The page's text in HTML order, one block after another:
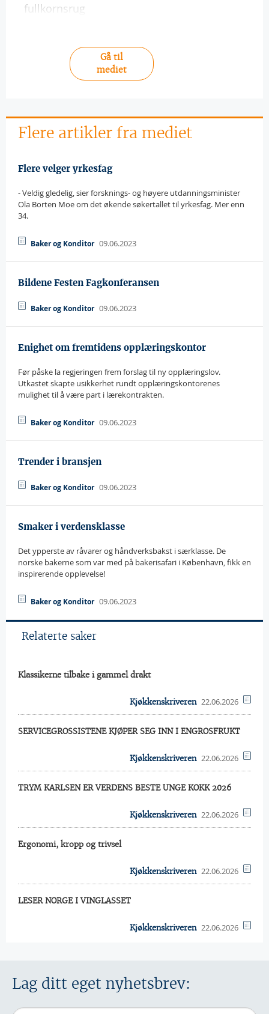
fullkornsrug
Gå til
mediet
Flere artikler fra mediet
Flere velger yrkesfag
- Veldig gledelig, sier forsknings- og høyere utdanningsminister
Ola Borten Moe om det økende søkertallet til yrkesfag. Mer enn
34.
Baker og Konditor 09.06.2023
Bildene Festen Fagkonferansen
Baker og Konditor 09.06.2023
Enighet om fremtidens opplæringskontor
Før påske la regjeringen frem forslag til ny opplæringslov.
Utkastet skapte usikkerhet rundt opplæringskontorenes
mulighet til å være part i lærekontrakten.
Baker og Konditor 09.06.2023
Trender i bransjen
Baker og Konditor 09.06.2023
Smaker i verdensklasse
Det ypperste av råvarer og håndverksbakst i særklasse. De
norske bakerne som var med på bakerisafari i København, fikk en
inspirerende opplevelse!
Baker og Konditor 09.06.2023
Relaterte saker
Klassikerne tilbake i gammel drakt
Kjøkkenskriveren 22.06.2026
SERVICEGROSSISTENE KJØPER SEG INN I ENGROSFRUKT
Kjøkkenskriveren 22.06.2026
TRYM KARLSEN ER VERDENS BESTE UNGE KOKK 2026
Kjøkkenskriveren 22.06.2026
Ergonomi, kropp og trivsel
Kjøkkenskriveren 22.06.2026
LESER NORGE I VINGLASSET
Kjøkkenskriveren 22.06.2026
Lag ditt eget nyhetsbrev: